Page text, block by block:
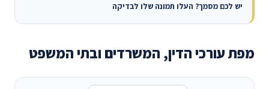
יש לכם מסמך? העלו תמונה שלו לבדיקה
מפת עורכי הדין, המשרדים ובתי המשפט